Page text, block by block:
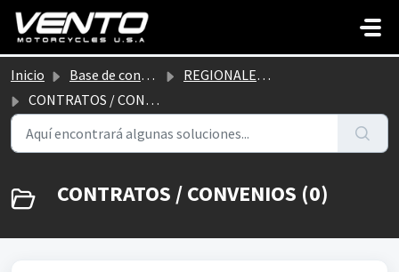
Saltar al contenido principal
Inicio Base de conocimientos
REGIONALES POSTVENTA
CONTRATOS / CONVENIOS
CONTRATOS / CONVENIOS (0)